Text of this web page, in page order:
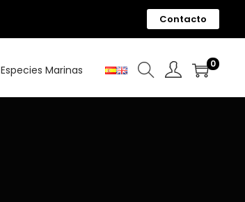
Contacto
Especies Marinas 0